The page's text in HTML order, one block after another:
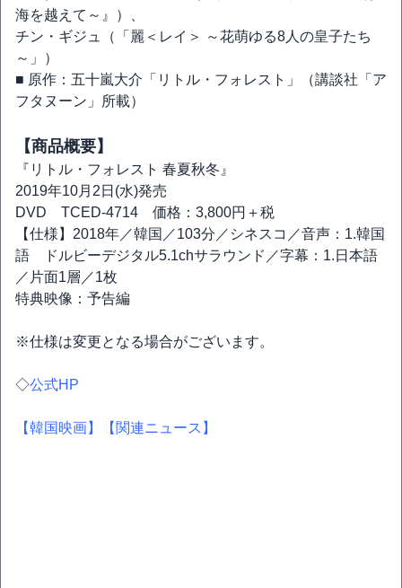
海を越えて～』）、
チン・ギジュ（「麗＜レイ＞ ～花萌ゆる8人の皇子たち
～」）
■ 原作：五十嵐大介「リトル・フォレスト」（講談社「ア
フタヌーン」所載）
【商品概要】
『リトル・フォレスト 春夏秋冬』
2019年10月2日(水)発売
DVD TCED-4714 価格：3,800円＋税
【仕様】2018年／韓国／103分／シネスコ／音声：1.韓国
語 ドルビーデジタル5.1chサラウンド／字幕：1.日本語
／片面1層／1枚
特典映像：予告編
※仕様は変更となる場合がございます。
◇公式HP
【韓国映画】 【関連ニュース】